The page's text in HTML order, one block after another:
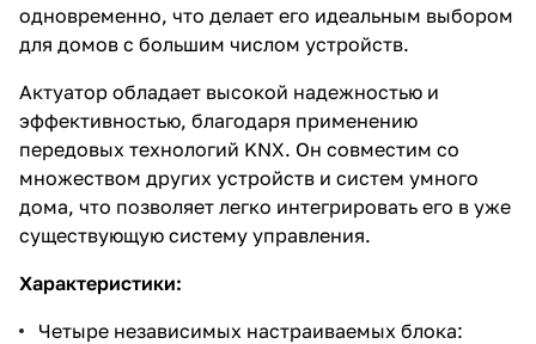
одновременно, что делает его идеальным выбором
для домов с большим числом устройств.
Актуатор обладает высокой надежностью и
эффективностью, благодаря применению
передовых технологий KNX. Он совместим со
множеством других устройств и систем умного
дома, что позволяет легко интегрировать его в уже
существующую систему управления.
Характеристики:
Четыре независимых настраиваемых блока: